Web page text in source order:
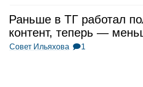
Раньше в ТГ рабо­тал
кон­тент, теперь —
Совет Ильяхова 🗩1